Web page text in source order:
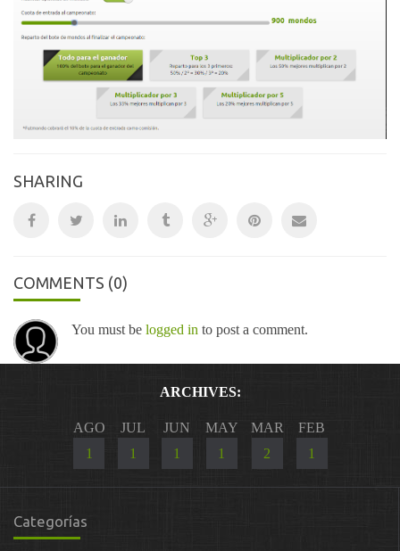
SHARING
COMMENTS (0)
You must be logged in to post a comment.
ARCHIVES:
AGO
1
JUL
1
JUN
1
MAY
1
MAR
2
FEB
1
Categorías